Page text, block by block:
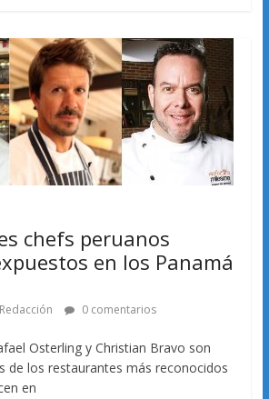
chefs peruanos
en los Panamá
Redacción 0 comentarios
Osterling y Christian Bravo son
de los restaurantes más reconocidos
en